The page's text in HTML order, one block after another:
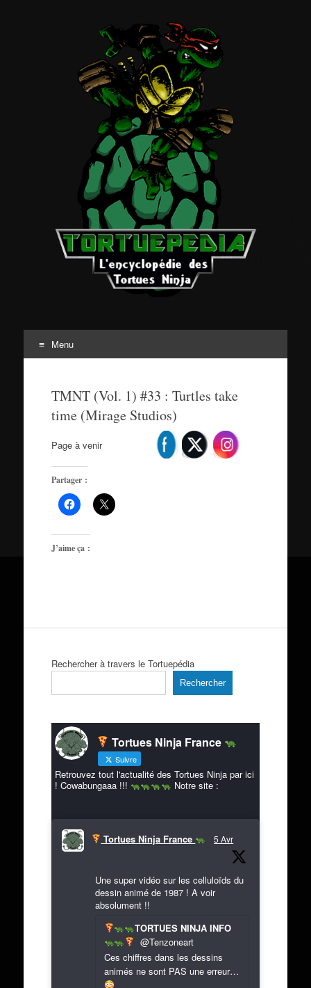
Menu
contenuTMNT (Vol. 1) #33 : Turtles take
time (Mirage Studios)
Page à venir
Partager :
J’aime ça :
Rechercher à travers le Tortuepédia
Rechercher
Tortues Ninja France
Suivre
Retrouvez tout l'actualité des Tortues Ninja par ici
! Cowabungaaa !!!
Notre site :
Tortues Ninja France 5 Avr
Une super vidéo sur les celluloïds du
dessin animé de 1987 ! A voir
absolument !!
TORTUES NINJA INFO
@Tenzoneart
Ces chiffres dans les dessins
animés ne sont PAS une erreur…